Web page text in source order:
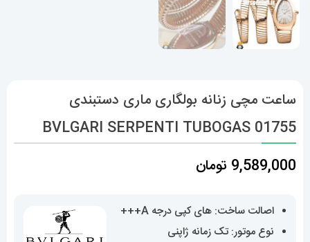
ساعت مچی زنانه بولگاری ماری دستبندی
BVLGARI SERPENTI TUBOGAS 01755
9,589,000 تومان
اصالت ساخت: های کپی درجه A+++
نوع موتور: تک زمانه ژاپنی